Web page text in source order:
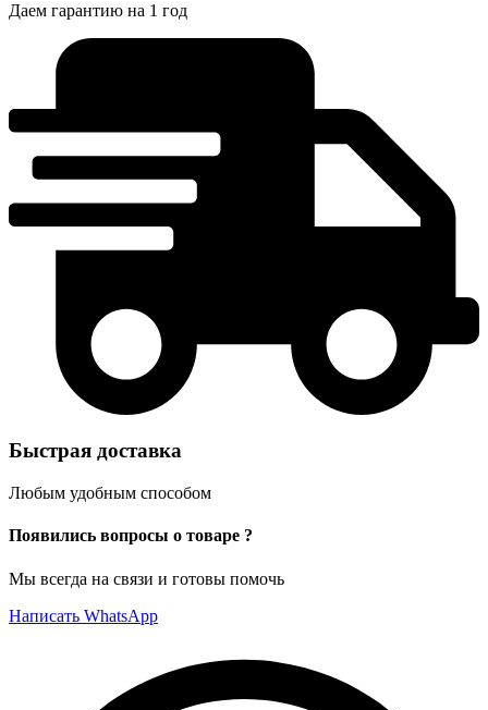
Даем гарантию на 1 год
Быстрая доставка
Любым удобным способом
Появились вопросы о товаре ?
Мы всегда на связи и готовы помочь
Написать WhatsApp